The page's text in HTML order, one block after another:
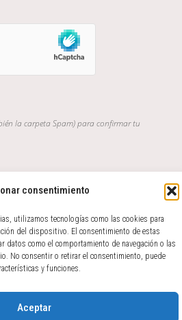
consentimiento
utilizamos tecnologías como las cookies para
del dispositivo. El consentimiento de estas
datos como el comportamiento de navegación o las
No consentir o retirar el consentimiento, puede
y funciones.
Aceptar
la carpeta Spam) para confirmar tu
filósofos en torno a la sabiduría
se puede decir que aquéllos fueron
intelecto del género humano"
VICO, Scienza Nuova, 363
Amparo Zacarés -
Cookies